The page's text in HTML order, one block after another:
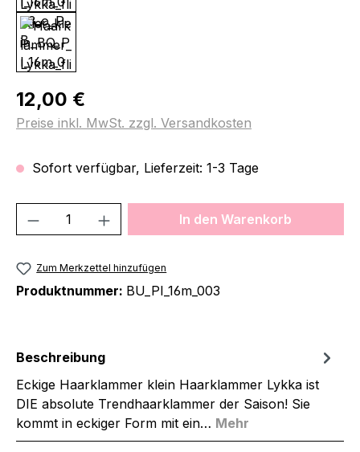
Regulärer Preis:
12,00 €
Preise inkl. MwSt. zzgl. Versandkosten
Sofort verfügbar, Lieferzeit: 1-3 Tage
Produkt Anzahl: Gib denIn den Warenkorb
Zum Merkzettel hinzufügen
Produktnummer: BU_PI_16m_003
Beschreibung
Eckige Haarklammer klein Haarklammer Lykka ist
DIE absolute Trendhaarklammer der Saison! Sie
kommt in eckiger Form mit ein… Mehr